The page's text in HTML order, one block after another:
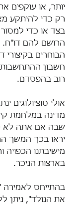
יותר, או עוקפים
רק כדי להיתקע
בצד או כדי
הרושם להם
הבוחרים בקיצורי
חשבון ההתחשבות
רוב בהפסדם.
אולי סוציולוגים
מדינה במלחמת
שבה אם אתה לא
יראו בכך המשך
מישיבתנו הכפויה
בארצות הניכר.
בהתייחס לאמירה
את הנולד", ניתן